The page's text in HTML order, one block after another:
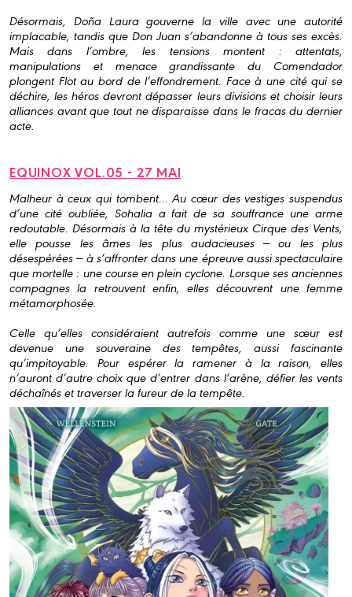
Désormais, Doña Laura gouverne la ville avec une autorité
implacable, tandis que Don Juan s’abandonne à tous ses excès.
Mais dans l’ombre, les tensions montent : attentats,
manipulations et menace grandissante du Comendador
plongent Flot au bord de l’effondrement. Face à une cité qui se
déchire, les héros devront dépasser leurs divisions et choisir leurs
alliances avant que tout ne disparaisse dans le fracas du dernier
acte.
EQUINOX VOL.05 - 27 MAI
Malheur à ceux qui tombent… Au cœur des vestiges suspendus
d’une cité oubliée, Sohalia a fait de sa souffrance une arme
redoutable. Désormais à la tête du mystérieux Cirque des Vents,
elle pousse les âmes les plus audacieuses — ou les plus
désespérées — à s’affronter dans une épreuve aussi spectaculaire
que mortelle : une course en plein cyclone. Lorsque ses anciennes
compagnes la retrouvent enfin, elles découvrent une femme
métamorphosée.
Celle qu’elles considéraient autrefois comme une sœur est
devenue une souveraine des tempêtes, aussi fascinante
qu’impitoyable. Pour espérer la ramener à la raison, elles
n’auront d’autre choix que d’entrer dans l’arène, défier les vents
déchaînés et traverser la fureur de la tempête.